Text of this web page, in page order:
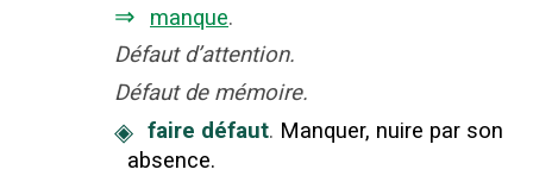
⇒ manque.
Défaut d’attention.
Défaut de mémoire.
◈ faire défaut. Manquer, nuire par son
absence.